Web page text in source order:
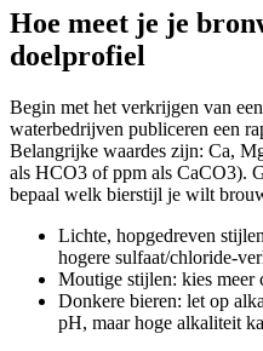
Hoe meet je je
doelprofiel
Begin met het verkrijgen van
waterbedrijven publiceren een
Belangrijke waardes zijn: Ca,
als HCO3 of ppm als CaCO3).
bepaal welk bierstijl je wilt
Lichte, hopgedreven
hogere sulfaat/chloride-
Moutige stijlen: kies meer
Donkere bieren: let op
pH, maar hoge alkaliteit